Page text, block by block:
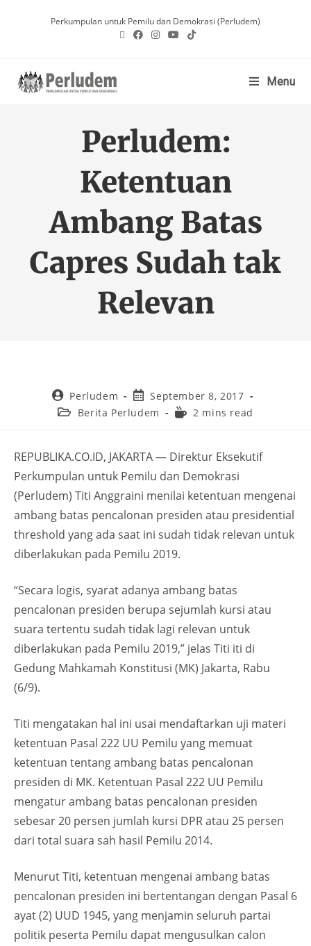
Perkumpulan untuk Pemilu dan Demokrasi (Perludem)
Menu
Perludem:
Ketentuan
Ambang Batas
Capres Sudah tak
Relevan
Perludem
September 8, 2017
Berita Perludem
2 mins read
REPUBLIKA.CO.ID, JAKARTA — Direktur Eksekutif
Perkumpulan untuk Pemilu dan Demokrasi
(Perludem) Titi Anggraini menilai ketentuan mengenai
ambang batas pencalonan presiden atau presidential
threshold yang ada saat ini sudah tidak relevan untuk
diberlakukan pada Pemilu 2019.
“Secara logis, syarat adanya ambang batas
pencalonan presiden berupa sejumlah kursi atau
suara tertentu sudah tidak lagi relevan untuk
diberlakukan pada Pemilu 2019,” jelas Titi iti di
Gedung Mahkamah Konstitusi (MK) Jakarta, Rabu
(6/9).
Titi mengatakan hal ini usai mendaftarkan uji materi
ketentuan Pasal 222 UU Pemilu yang memuat
ketentuan tentang ambang batas pencalonan
presiden di MK. Ketentuan Pasal 222 UU Pemilu
mengatur ambang batas pencalonan presiden
sebesar 20 persen jumlah kursi DPR atau 25 persen
dari total suara sah hasil Pemilu 2014.
Menurut Titi, ketentuan mengenai ambang batas
pencalonan presiden ini bertentangan dengan Pasal 6
ayat (2) UUD 1945, yang menjamin seluruh partai
politik peserta Pemilu dapat mengusulkan calon